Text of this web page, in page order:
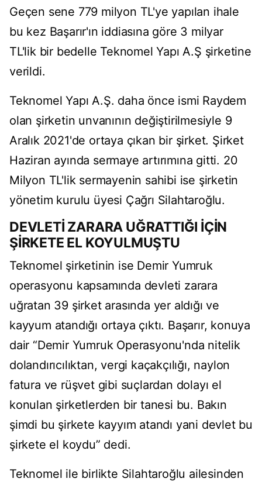
Geçen sene 779 milyon TL'ye yapılan ihale
bu kez Başarır'ın iddiasına göre 3 milyar
TL'lik bir bedelle Teknomel Yapı A.Ş şirketine
verildi.
Teknomel Yapı A.Ş. daha önce ismi Raydem
olan şirketin unvanının değiştirilmesiyle 9
Aralık 2021'de ortaya çıkan bir şirket. Şirket
Haziran ayında sermaye artırımına gitti. 20
Milyon TL'lik sermayenin sahibi ise şirketin
yönetim kurulu üyesi Çağrı Silahtaroğlu.
DEVLETİ ZARARA UĞRATTIĞI İÇİN
ŞİRKETE EL KOYULMUŞTU
Teknomel şirketinin ise Demir Yumruk
operasyonu kapsamında devleti zarara
uğratan 39 şirket arasında yer aldığı ve
kayyum atandığı ortaya çıktı. Başarır, konuya
dair “Demir Yumruk Operasyonu'nda nitelik
dolandırıcılıktan, vergi kaçakçılığı, naylon
fatura ve rüşvet gibi suçlardan dolayı el
konulan şirketlerden bir tanesi bu. Bakın
şimdi bu şirkete kayyım atandı yani devlet bu
şirkete el koydu” dedi.
Teknomel ile birlikte Silahtaroğlu ailesinden